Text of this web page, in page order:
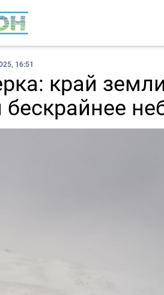
16:51
край